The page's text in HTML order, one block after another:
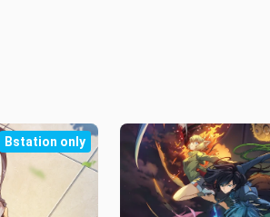
berangkat ke reruntuhan rumah sakit yang
penampakan hantu.
Bstation only